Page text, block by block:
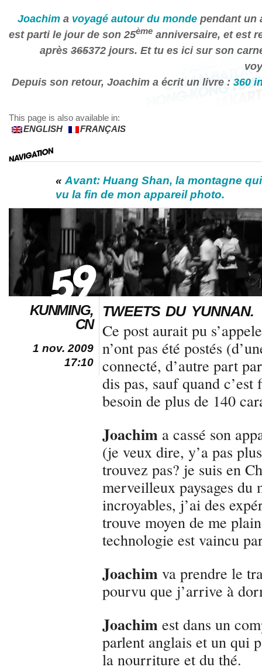
Joachim a voyagé autour du monde pendant un
est parti le jour de son 25ème anniversaire, et est
après 365372 jours. Et tu es ici sur son
Depuis son retour, Joachim a écrit un livre : 360
This page is also available in:
ENGLISH
FRANÇAIS
« Avant: Huang Shan, la montagne
vu la fin de mon appareil photo.
KUNMING,
CN
1 nov. 2009
17:10
TWEETS DU YUNNAN.
Ce post aurait pu
n’ont pas été postés
connecté, d’autre part
dis pas, sauf quand
besoin de plus de 140
Joachim a cassé son
(je veux dire, y’a pas
trouvez pas? je suis en
merveilleux paysages du
incroyables, j’ai des
trouve moyen de me
technologie est vaincu
Joachim va prendre le
pourvu que j’arrive à
Joachim est dans un
parlent anglais et un qui
la nourriture et du thé.